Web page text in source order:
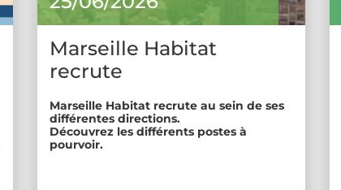
Marseille Habitat
recrute
Marseille Habitat recrute au sein de ses
différentes directions.
Découvrez les différents postes à
pourvoir.